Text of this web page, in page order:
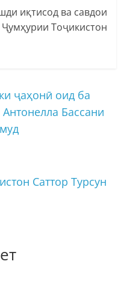
иқтисод ва савдои
Ҷумҳурии Тоҷикистон
ҷаҳонӣ оид ба
Бассани
Саттор Турсун